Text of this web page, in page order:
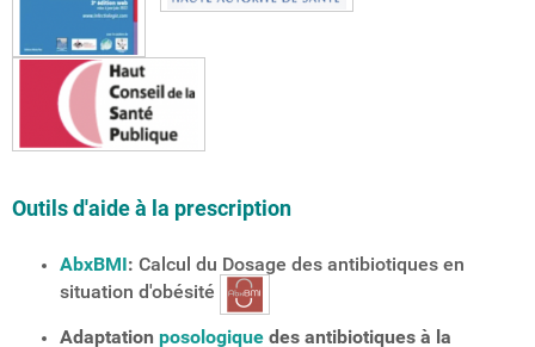
Outils d'aide à la prescription
AbxBMI: Calcul du Dosage des antibiotiques en
situation d'obésité
Adaptation posologique des antibiotiques à la